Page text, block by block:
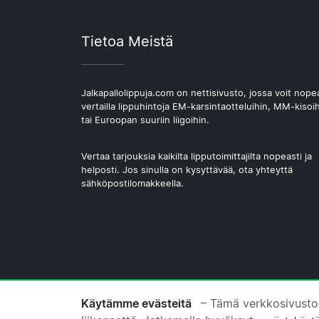
Tietoa Meistä
Jalkapallolippuja.com on nettisivusto, jossa voit
vertailla lippuhintoja EM-karsintaotteluihin, MM-
tai Euroopan suuriin liigoihin.
Vertaa tarjouksia kaikilta lipputoimittajilta nopeasti ja
helposti. Jos sinulla on kysyttävää, ota yhteyttä
sähköpostilomakkeella.
© 2026 Copyright
Käytämme evästeitä
– Tämä